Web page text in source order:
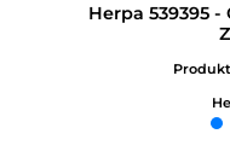
Herpa 539395 -